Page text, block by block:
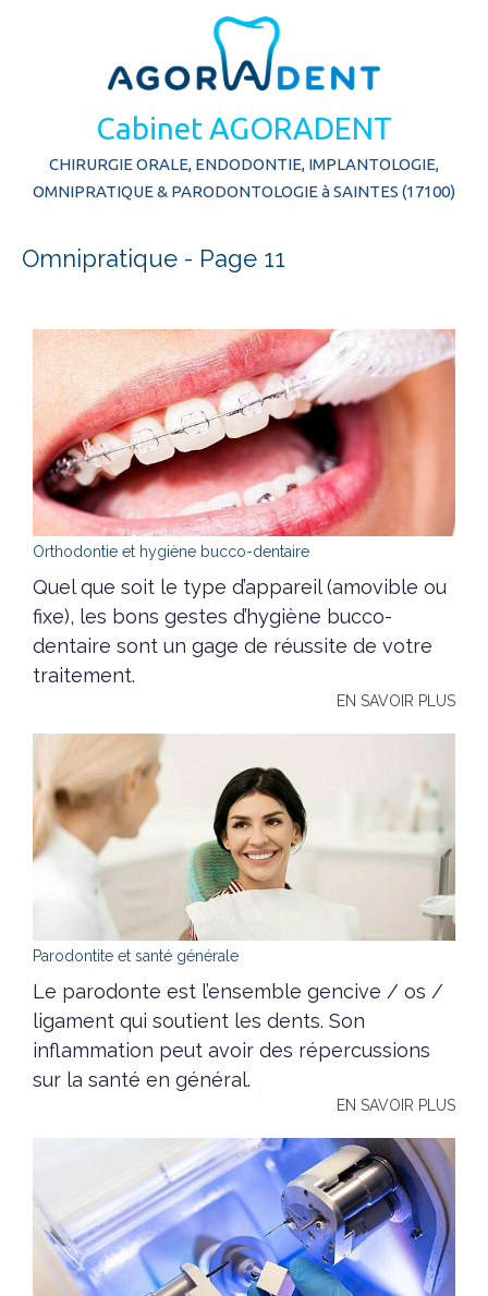
Cabinet AGORADENT
CHIRURGIE ORALE, ENDODONTIE, IMPLANTOLOGIE,
OMNIPRATIQUE & PARODONTOLOGIE à SAINTES (17100)
Omnipratique - Page 11
Orthodontie et hygiène bucco-dentaire
Quel que soit le type d’appareil (amovible ou
fixe), les bons gestes d’hygiène bucco-
dentaire sont un gage de réussite de votre
traitement.
EN SAVOIR PLUS
Parodontite et santé générale
Le parodonte est l’ensemble gencive / os /
ligament qui soutient les dents. Son
inflammation peut avoir des répercussions
sur la santé en général.
EN SAVOIR PLUS